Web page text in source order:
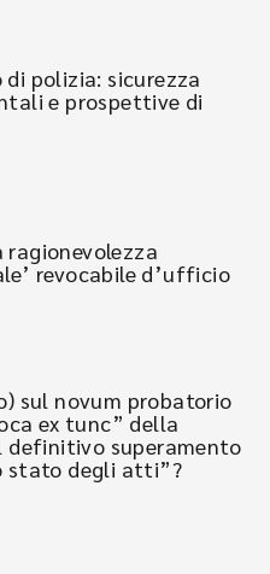
polizia: sicurezza
e prospettive di
revocabile d’ufficio
sul novum probatorio
ex tunc” della
definitivo superamento
stato degli atti”?